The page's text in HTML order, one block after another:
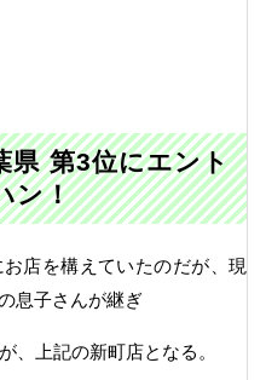
県 第3位にエント
ン！
店を構えていたのだが、現
息子さんが継ぎ
、上記の新町店となる。